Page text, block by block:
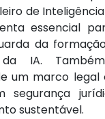
de
essencial
da
da IA.
um marco legal
segurança
sustentável.